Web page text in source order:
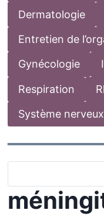
Dermatologie
Entretien de
Gynécologie
Respiration
Système nerveux